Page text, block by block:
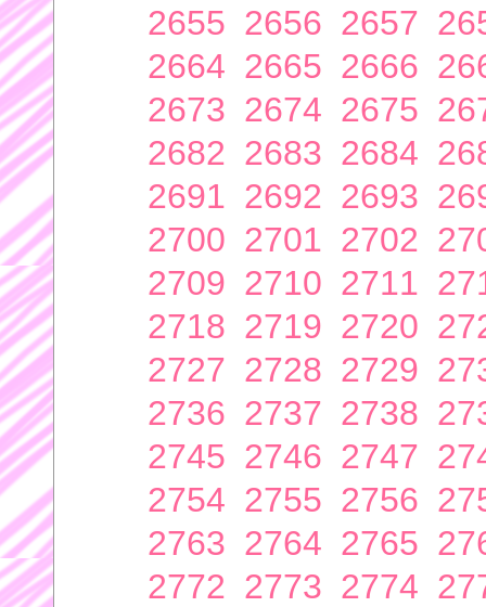
2655 2656 2657
2664 2665 2666
2673 2674 2675
2682 2683 2684
2691 2692 2693
2700 2701 2702
2709 2710 2711
2718 2719 2720
2727 2728 2729
2736 2737 2738
2745 2746 2747
2754 2755 2756
2763 2764 2765
2772 2773 2774